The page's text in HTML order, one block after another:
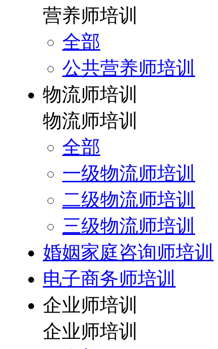
营养师培训
全部
公共营养师培训
物流师培训
物流师培训
全部
一级物流师培训
二级物流师培训
三级物流师培训
婚姻家庭咨询师培训
电子商务师培训
企业师培训
企业师培训